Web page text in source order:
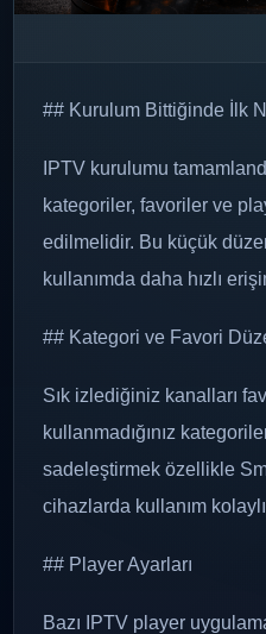
## Kurulum Bittiğinde İlk
IPTV kurulumu
kategoriler, favoriler ve
edilmelidir. Bu küçük
kullanımda daha hızlı
## Kategori ve Favori
Sık izlediğiniz kanalları
kullanmadığınız
sadeleştirmek özellikle
cihazlarda kullanım
## Player Ayarları
Bazı IPTV player